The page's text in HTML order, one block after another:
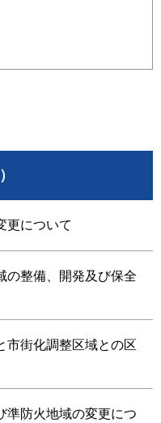
更について
の整備、開発及び保全
市街化調整区域との区
準防火地域の変更につ